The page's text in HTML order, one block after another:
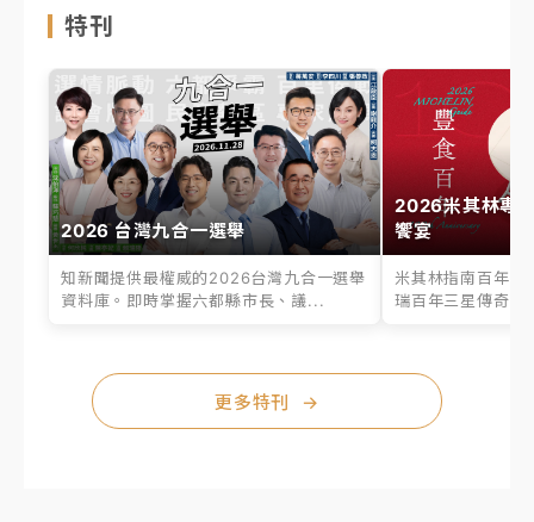
特刊
2026 台灣九合一選舉
知新聞提供最權威的2026台灣九合一選舉
資料庫。即時掌握六都縣市長、議...
2026米其林專
饗宴
米其林指南百年之
瑞百年三星傳奇、
更多特刊 →